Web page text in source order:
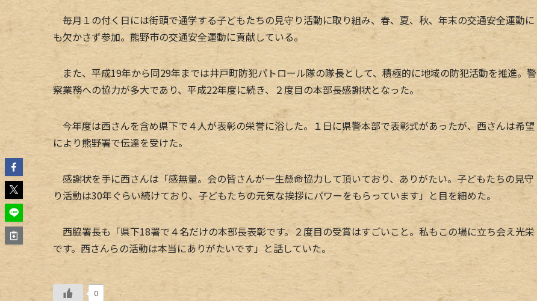
毎月１の付く日には街頭で通学する子どもたちの見守り活動に取り組み、春、夏、秋、年末の交通安全運動に
も欠かさず参加。熊野市の交通安全運動に貢献している。
また、平成19年から同29年までは井戸町防犯パトロール隊の隊長として、積極的に地域の防犯活動を推進。警
察業務への協力が多大であり、平成22年度に続き、２度目の本部長感謝状となった。
今年度は西さんを含め県下で４人が表彰の栄誉に浴した。１日に県警本部で表彰式があったが、西さんは希望
により熊野署で伝達を受けた。
感謝状を手に西さんは「感無量。会の皆さんが一生懸命協力して頂いており、ありがたい。子どもたちの見守
り活動は30年ぐらい続けており、子どもたちの元気な挨拶にパワーをもらっています」と目を細めた。
西脇署長も「県下18署で４名だけの本部長表彰です。２度目の受賞はすごいこと。私もこの場に立ち会え光栄
です。西さんらの活動は本当にありがたいです」と話していた。
0